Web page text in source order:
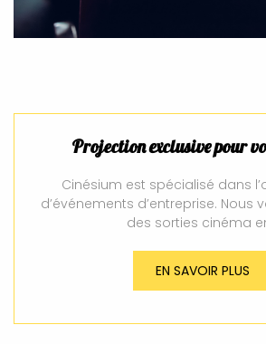
Projection exclusive pour
Cinésium est spécialisé dans
d’événements d’entreprise. Nous
des sorties cinéma
EN SAVOIR PLUS